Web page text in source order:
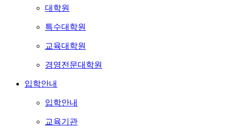
대학원
특수대학원
교육대학원
경영전문대학원
입학안내
입학안내
교육기관